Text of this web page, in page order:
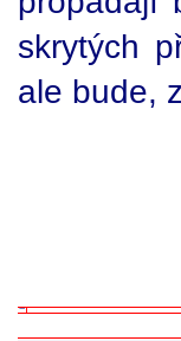
skrytých
ale bude,